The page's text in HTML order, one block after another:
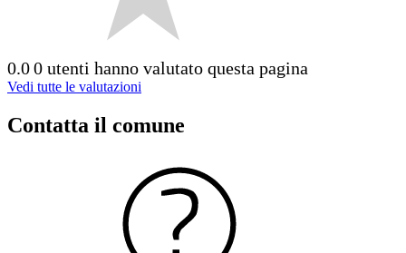
0.00 utenti hanno valutato questa pagina
Vedi tutte le valutazioni
Contatta il comune